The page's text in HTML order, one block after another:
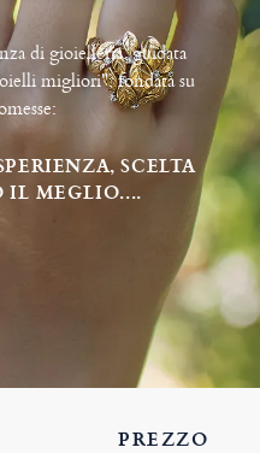
di gioielleria, guidata
migliori", fondata su
SCELTA
IL MEGLIO....
PREZZO